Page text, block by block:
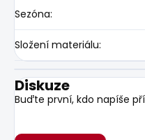
Sezóna:
Složení materiálu:
Diskuze
Buďte první, kdo napíše